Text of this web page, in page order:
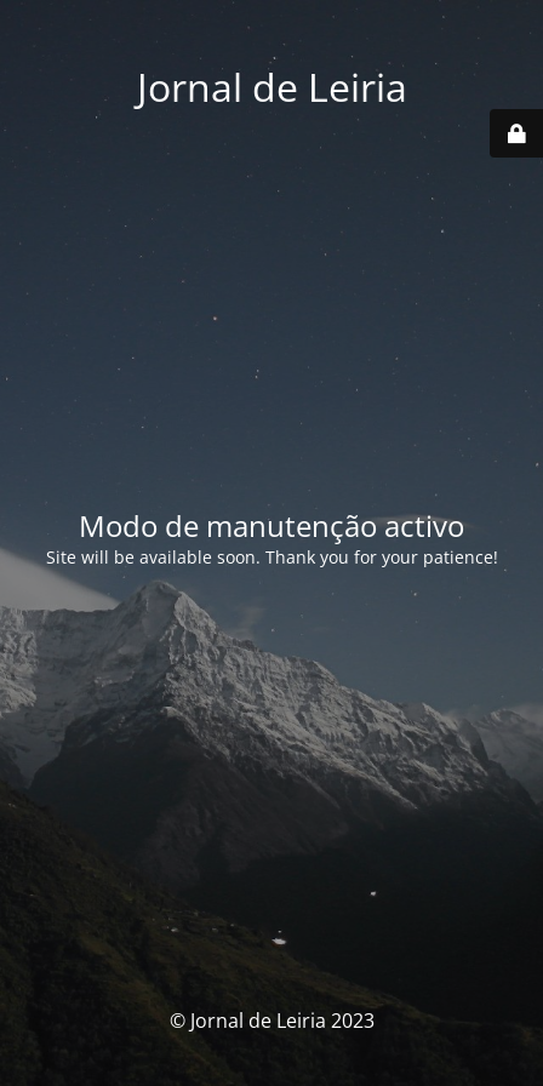
Jornal de Leiria
Modo de manutenção activo
Site will be available soon. Thank you for your patience!
© Jornal de Leiria 2023